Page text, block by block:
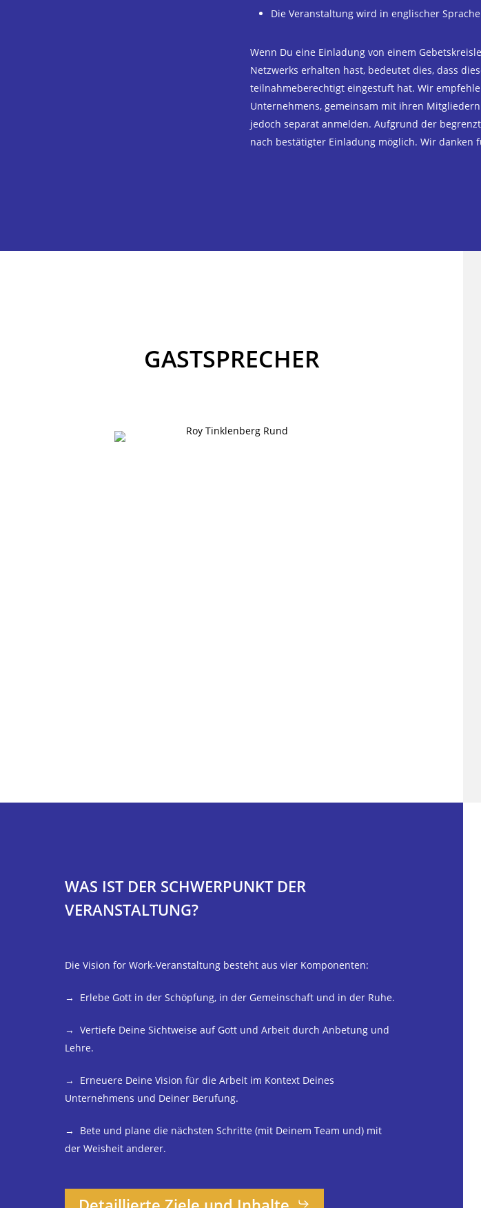
Die Veranstaltung wird in englischer
Wenn Du eine Einladung von einem
Netzwerks erhalten hast, bedeutet dies, dass
teilnahmeberechtigt eingestuft hat. Wir
Unternehmens, gemeinsam mit ihren
jedoch separat anmelden. Aufgrund der
nach bestätigter Einladung möglich. Wir danken
GASTSPRECHER
WAS IST DER SCHWERPUNKT DER
VERANSTALTUNG?
Die Vision for Work-Veranstaltung besteht aus vier Komponenten:
→ Erlebe Gott in der Schöpfung, in der Gemeinschaft und in der Ruhe.
→ Vertiefe Deine Sichtweise auf Gott und Arbeit durch Anbetung und
Lehre.
→ Erneuere Deine Vision für die Arbeit im Kontext Deines
Unternehmens und Deiner Berufung.
→ Bete und plane die nächsten Schritte (mit Deinem Team und) mit
der Weisheit anderer.